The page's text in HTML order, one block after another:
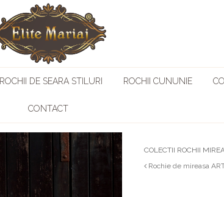
ROCHII DE SEARA STILURI ROCHII CUNUNIE
CONTACT
COLECTII ROCHII
Rochie de mireasa